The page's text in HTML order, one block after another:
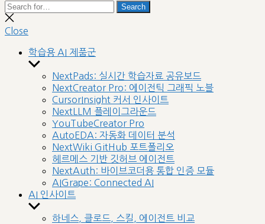
Search
for:
Search
Close
search
Close
학습용 AI 제품군
Show
sub
menu
NextPads: 실시간 학습자료 공유보드
NextCreator Pro: 에이전틱 그래픽 노블
CursorInsight 커서 인사이트
NextLLM 플레이그라운드
YouTubeCreator Pro
AutoEDA: 자동화 데이터 분석
NextWiki GitHub 포트폴리오
헤르메스 기반 깃허브 에이전트
NextAuth: 바이브코더용 통합 인증 모듈
AIGrape: Connected AI
AI 인사이트
Show
sub
하네스, 클로드, 스킬, 에이전트 비교